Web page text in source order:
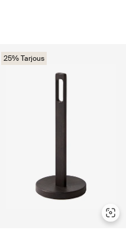
25% Tarjous